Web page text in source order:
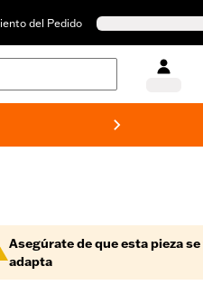
del Pedido
Asegúrate de que esta pieza
adapta